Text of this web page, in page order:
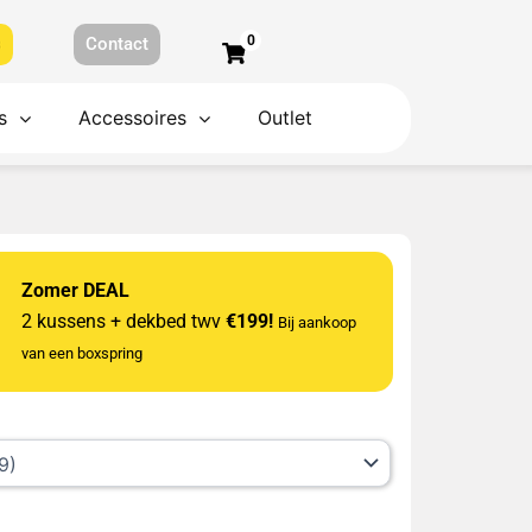
Contact 0
Accessoires Outlet
Zomer DEAL
2 kussens + dekbed twv €199! Bij aankoop
van een boxspring